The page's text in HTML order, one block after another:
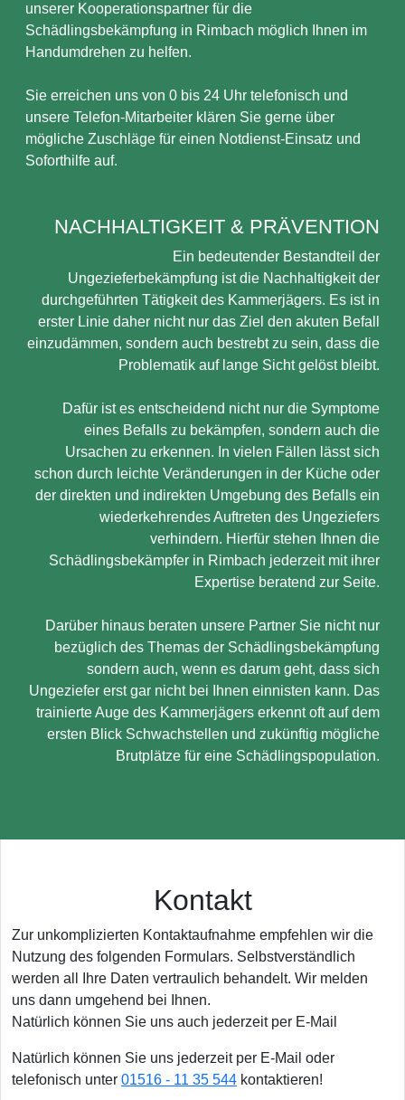
unserer Kooperationspartner für die
Schädlingsbekämpfung in Rimbach möglich Ihnen im
Handumdrehen zu helfen.
Sie erreichen uns von 0 bis 24 Uhr telefonisch und
unsere Telefon-Mitarbeiter klären Sie gerne über
mögliche Zuschläge für einen Notdienst-Einsatz und
Soforthilfe auf.
NACHHALTIGKEIT & PRÄVENTION
Ein bedeutender Bestandteil der
Ungezieferbekämpfung ist die Nachhaltigkeit der
durchgeführten Tätigkeit des Kammerjägers. Es ist in
erster Linie daher nicht nur das Ziel den akuten Befall
einzudämmen, sondern auch bestrebt zu sein, dass die
Problematik auf lange Sicht gelöst bleibt.
Dafür ist es entscheidend nicht nur die Symptome
eines Befalls zu bekämpfen, sondern auch die
Ursachen zu erkennen. In vielen Fällen lässt sich
schon durch leichte Veränderungen in der Küche oder
der direkten und indirekten Umgebung des Befalls ein
wiederkehrendes Auftreten des Ungeziefers
verhindern. Hierfür stehen Ihnen die
Schädlingsbekämpfer in Rimbach jederzeit mit ihrer
Expertise beratend zur Seite.
Darüber hinaus beraten unsere Partner Sie nicht nur
bezüglich des Themas der Schädlingsbekämpfung
sondern auch, wenn es darum geht, dass sich
Ungeziefer erst gar nicht bei Ihnen einnisten kann. Das
trainierte Auge des Kammerjägers erkennt oft auf dem
ersten Blick Schwachstellen und zukünftig mögliche
Brutplätze für eine Schädlingspopulation.
Kontakt
Zur unkomplizierten Kontaktaufnahme empfehlen wir die
Nutzung des folgenden Formulars. Selbstverständlich
werden all Ihre Daten vertraulich behandelt. Wir melden
uns dann umgehend bei Ihnen.
Natürlich können Sie uns auch jederzeit per E-Mail
Natürlich können Sie uns jederzeit per E-Mail oder
telefonisch unter 01516 - 11 35 544 kontaktieren!